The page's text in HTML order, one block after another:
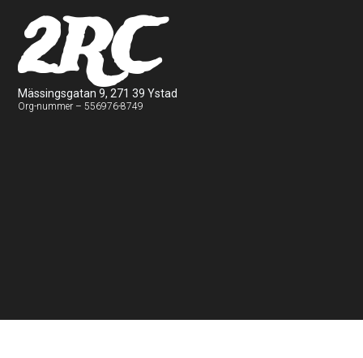
2RC
Mässingsgatan 9, 271 39 Ystad
Org-nummer – 556976-8749